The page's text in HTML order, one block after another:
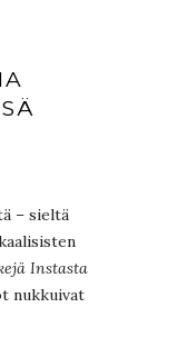
– sieltä
Instasta
nukkuivat